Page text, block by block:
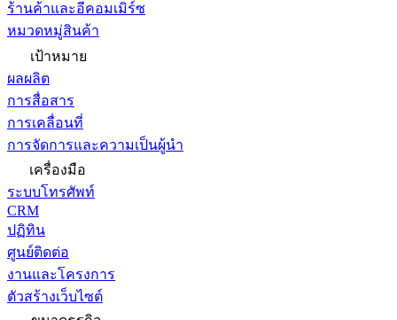
ร้านค้าและอีคอมเมิร์ซ
หมวดหมู่สินค้า
เป้าหมาย
ผลผลิต
การสื่อสาร
การเคลื่อนที่
การจัดการและความเป็นผู้นำ
เครื่องมือ
ระบบโทรศัพท์
CRM
ปฏิทิน
ศูนย์ติดต่อ
งานและโครงการ
ตัวสร้างเว็บไซต์